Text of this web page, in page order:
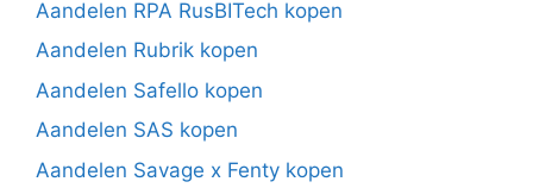
Aandelen RPA RusBITech kopen
Aandelen Rubrik kopen
Aandelen Safello kopen
Aandelen SAS kopen
Aandelen Savage x Fenty kopen